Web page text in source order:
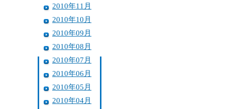
2010年11月
2010年10月
2010年09月
2010年08月
2010年07月
2010年06月
2010年05月
2010年04月